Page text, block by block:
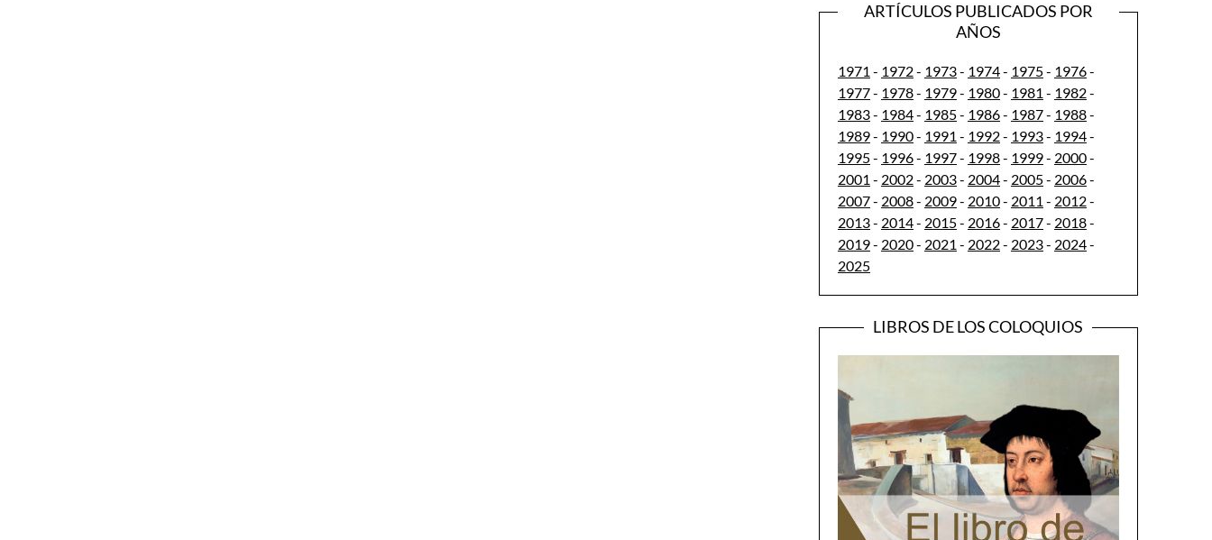
ARTÍCULOS PUBLICADOS POR
AÑOS
1971 - 1972- 1973- 1974- 1975- 1976-
1977- 1978- 1979- 1980- 1981 - 1982-
1983- 1984- 1985- 1986- 1987- 1988-
1989- 1990- 1991 - 1992- 1993- 1994-
1995- 1996- 1997- 1998- 1999- 2000-
2001 - 2002- 2003- 2004- 2005- 2006-
2007- 2008- 2009- 2010- 2011 - 2012-
2013- 2014- 2015- 2016- 2017- 2018-
2019- 2020- 2021 - 2022- 2023- 2024-
2025
LIBROS DE LOS COLOQUIOS